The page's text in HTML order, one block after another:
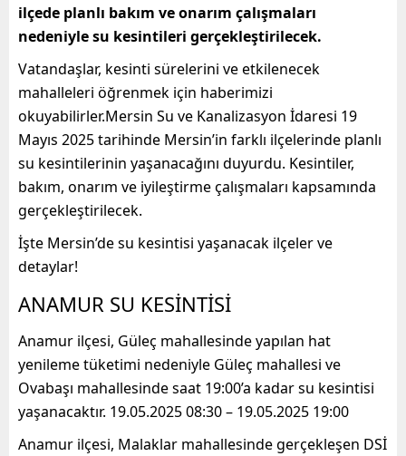
ilçede planlı bakım ve onarım çalışmaları
nedeniyle su kesintileri gerçekleştirilecek.
Vatandaşlar, kesinti sürelerini ve etkilenecek
mahalleleri öğrenmek için haberimizi
okuyabilirler.Mersin Su ve Kanalizasyon İdaresi 19
Mayıs 2025 tarihinde Mersin’in farklı ilçelerinde planlı
su kesintilerinin yaşanacağını duyurdu. Kesintiler,
bakım, onarım ve iyileştirme çalışmaları kapsamında
gerçekleştirilecek.
İşte Mersin’de su kesintisi yaşanacak ilçeler ve
detaylar!
ANAMUR SU KESİNTİSİ
Anamur ilçesi, Güleç mahallesinde yapılan hat
yenileme tüketimi nedeniyle Güleç mahallesi ve
Ovabaşı mahallesinde saat 19:00’a kadar su kesintisi
yaşanacaktır. 19.05.2025 08:30 – 19.05.2025 19:00
Anamur ilçesi, Malaklar mahallesinde gerçekleşen DSİ